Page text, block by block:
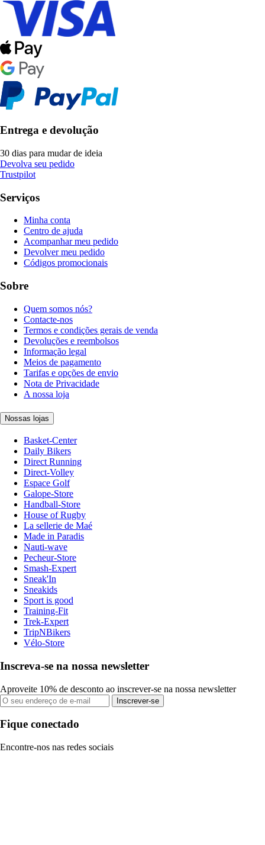
Entrega e devolução
30 dias para mudar de ideia
Devolva seu pedido
Trustpilot
Serviços
Minha conta
Centro de ajuda
Acompanhar meu pedido
Devolver meu pedido
Códigos promocionais
Sobre
Quem somos nós?
Contacte-nos
Termos e condições gerais de venda
Devoluções e reembolsos
Informação legal
Meios de pagamento
Tarifas e opções de envio
Nota de Privacidade
A nossa loja
Nossas lojas
Basket-Center
Daily Bikers
Direct Running
Direct-Volley
Espace Golf
Galope-Store
Handball-Store
House of Rugby
La sellerie de Maé
Made in Paradis
Nauti-wave
Pecheur-Store
Smash-Expert
Sneak'In
Sneakids
Sport is good
Training-Fit
Trek-Expert
TripNBikers
Vélo-Store
Inscreva-se na nossa newsletter
Aproveite 10% de desconto ao inscrever-se na nossa newsletter
Inscrever-se
Fique conectado
Encontre-nos nas redes sociais